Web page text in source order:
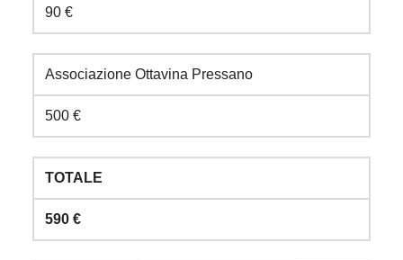
90 €
Associazione Ottavina Pressano
500 €
TOTALE
590 €